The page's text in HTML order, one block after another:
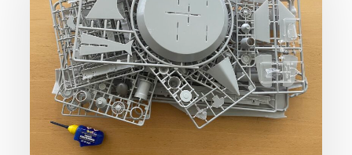
SR-
Blackbird
sind